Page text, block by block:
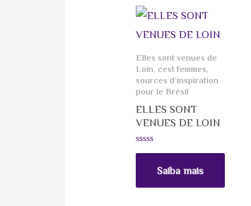
Elles sont venues de
Loin, cest femmes,
sources d’inspiration
pour le Brésil
ELLES SONT
VENUES DE LOIN
Avaliação
Saiba mais